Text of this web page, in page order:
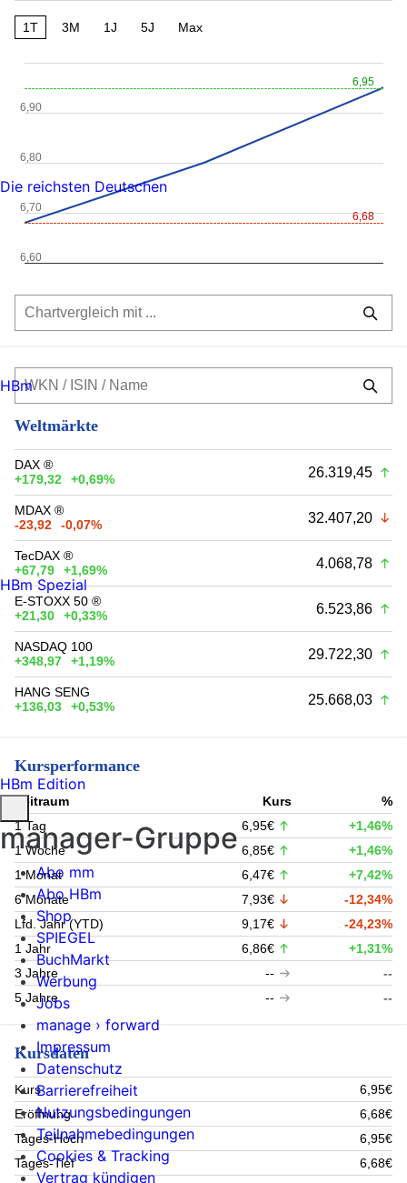
1T 3M 1J 5J Max
6,95
6,68
6,60
6,70
6,80
6,90
Weltmärkte
DAX ®
+179,32
+0,69% 26.319,45
MDAX ®
-23,92
-0,07% 32.407,20
TecDAX ®
+67,79
+1,69% 4.068,78
E-STOXX 50 ®
+21,30
+0,33% 6.523,86
NASDAQ 100
+348,97
+1,19% 29.722,30
HANG SENG
+136,03
+0,53% 25.668,03
Kursperformance
Zeitraum Kurs
%
1 Tag
6,95€
+1,46%
1 Woche
6,85€
+1,46%
1 Monat
6,47€
+7,42%
6 Monate
7,93€
-12,34%
Lfd. Jahr (YTD)
9,17€
-24,23%
1 Jahr
6,86€
+1,31%
3 Jahre
--
--
5 Jahre
-- --
Kursdaten
Kurs
6,95€
Eröffnung
6,68€
Tages-Hoch
6,95€
Tages-Tief
6,68€
Die reichsten Deutschen
HBm
HBm Spezial
HBm Edition
manager-Gruppe
Abo mm
Abo HBm
Shop
SPIEGEL
BuchMarkt
Werbung
Jobs
manage › forward
Impressum
Datenschutz
Barrierefreiheit
Nutzungsbedingungen
Teilnahmebedingungen
Cookies & Tracking
Vertrag kündigen